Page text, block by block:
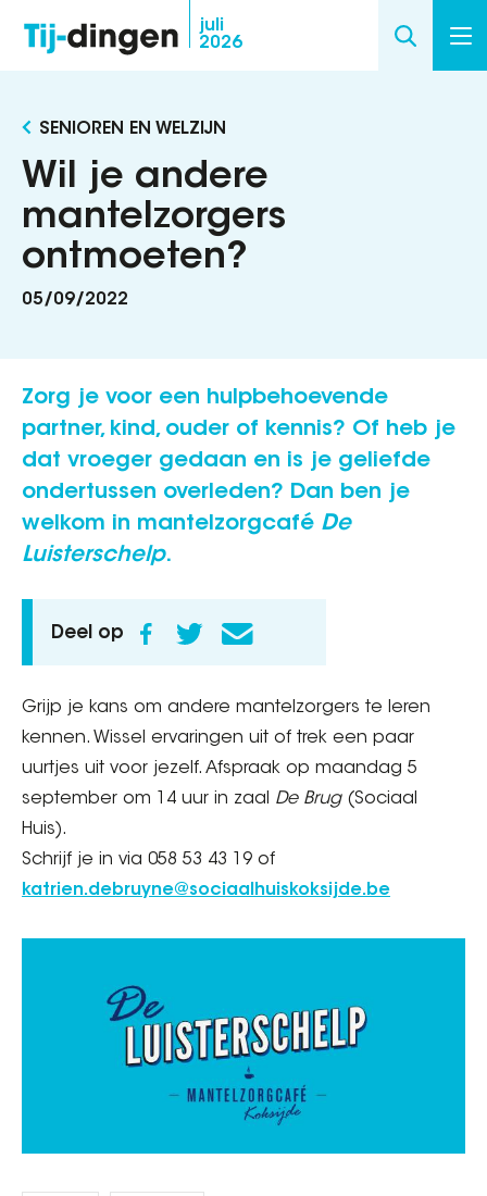
inhoud
gaan
juli
2026
SENIOREN EN WELZIJN
Wil je andere
mantelzorgers
ontmoeten?
05/09/2022
Zorg je voor een hulpbehoevende
partner, kind, ouder of kennis? Of heb je
dat vroeger gedaan en is je geliefde
ondertussen overleden? Dan ben je
welkom in mantelzorgcafé De
Luisterschelp.
Deel op
Grijp je kans om andere mantelzorgers te leren
kennen. Wissel ervaringen uit of trek een paar
uurtjes uit voor jezelf. Afspraak op maandag 5
september om 14 uur in zaal De Brug(Sociaal
Huis).
Schrijf je in via 058 53 43 19 of
katrien.debruyne@sociaalhuiskoksijde.be